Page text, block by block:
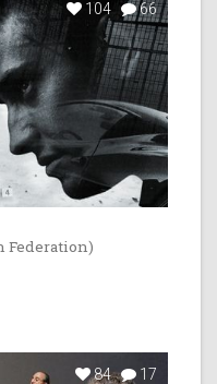
104 66
Federation)
84 17